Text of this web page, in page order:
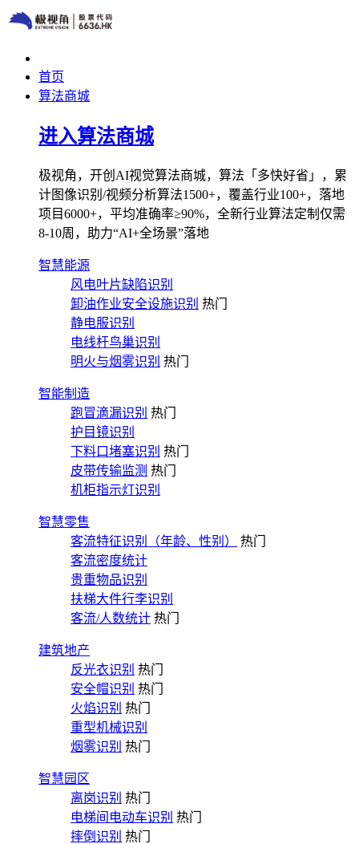
首页
算法商城
进入算法商城
极视角，开创AI视觉算法商城，算法「多快好省」，累
计图像识别/视频分析算法1500+，覆盖行业100+，落地
项目6000+，平均准确率≥90%，全新行业算法定制仅需
8-10周，助力“AI+全场景”落地
智慧能源
风电叶片缺陷识别
卸油作业安全设施识别 热门
静电服识别
电线杆鸟巢识别
明火与烟雾识别 热门
智能制造
跑冒滴漏识别 热门
护目镜识别
下料口堵塞识别 热门
皮带传输监测 热门
机柜指示灯识别
智慧零售
客流特征识别（年龄、性别）
热门
客流密度统计
贵重物品识别
扶梯大件行李识别
客流/人数统计 热门
建筑地产
反光衣识别 热门
安全帽识别 热门
火焰识别 热门
重型机械识别
烟雾识别 热门
智慧园区
离岗识别 热门
电梯间电动车识别 热门
摔倒识别 热门